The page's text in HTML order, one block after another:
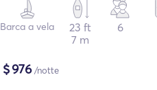
Barca a vela
23 ft
7 m
6
$976/notte